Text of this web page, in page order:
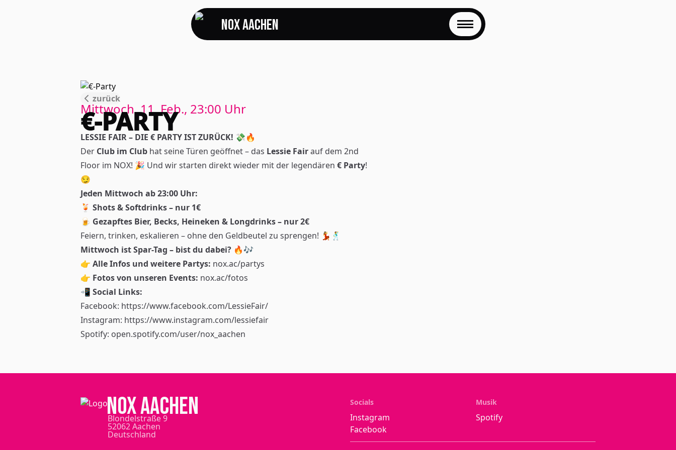
NOX Aachen
FAQS
zurück
Mittwoch, 11. Feb., 23:00 Uhr
€-PARTY
LESSIE FAIR – DIE € PARTY IST ZURÜCK! 💸🔥
Der Club im Club hat seine Türen geöffnet – das Lessie Fairauf dem 2nd
Floor im NOX! 🎉 Und wir starten direkt wieder mit der legendären € Party!
😏
Jeden Mittwoch ab 23:00 Uhr:
🍹 Shots & Softdrinks – nur 1€
🍺 Gezapftes Bier, Becks, Heineken & Longdrinks – nur 2€
Feiern, trinken, eskalieren – ohne den Geldbeutel zu sprengen! 💃🕺
Mittwoch ist Spar-Tag – bist du dabei? 🔥🎶
👉 Alle Infos und weitere Partys: nox.ac/partys
👉 Fotos von unseren Events: nox.ac/fotos
📲 Social Links:
Facebook: https://www.facebook.com/LessieFair/
Instagram: https://www.instagram.com/lessiefair
Spotify: open.spotify.com/user/nox_aachen
NOX Aachen
Blondelstraße 9
52062 Aachen
Deutschland
Socials
Instagram
Facebook
Musik
Spotify